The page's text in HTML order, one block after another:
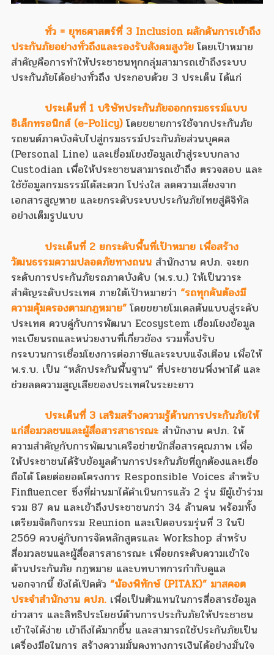
ทั่ว = ยุทธศาสตร์ที่ 3 Inclusion ผลักดันการเข้าถึง
ประกันภัยอย่างทั่วถึงและรองรับสังคมสูงวัยโดยเป้าหมาย
สำคัญคือการทำให้ประชาชนทุกกลุ่มสามารถเข้าถึงระบบ
ประกันภัยได้อย่างทั่วถึง ประกอบด้วย 3 ประเด็น ได้แก่
ประเด็นที่ 1 บริษัทประกันภัยออกกรมธรรม์แบบ
อิเล็กทรอนิกส์ (e-Policy)โดยขยายการใช้จากประกันภัย
รถยนต์ภาคบังคับไปสู่กรมธรรม์ประกันภัยส่วนบุคคล
(Personal Line) และเชื่อมโยงข้อมูลเข้าสู่ระบบกลาง
Custodian เพื่อให้ประชาชนสามารถเข้าถึง ตรวจสอบ และ
ใช้ข้อมูลกรมธรรม์ได้สะดวก โปร่งใส ลดความเสี่ยงจาก
เอกสารสูญหาย และยกระดับระบบประกันภัยไทยสู่ดิจิทัล
อย่างเต็มรูปแบบ
ประเด็นที่ 2 ยกระดับพื้นที่เป้าหมาย เพื่อสร้าง
วัฒนธรรมความปลอดภัยทางถนน สำนักงาน คปภ. จะยก
ระดับการประกันภัยรถภาคบังคับ (พ.ร.บ.) ให้เป็นวาระ
สำคัญระดับประเทศ ภายใต้เป้าหมายว่า “รถทุกคันต้องมี
ความคุ้มครองตามกฎหมาย”โดยขยายโมเดลต้นแบบสู่ระดับ
ประเทศ ควบคู่กับการพัฒนา Ecosystem เชื่อมโยงข้อมูล
ทะเบียนรถและหน่วยงานที่เกี่ยวข้อง รวมทั้งปรับ
กระบวนการเชื่อมโยงการต่อภาษีและระบบแจ้งเตือน เพื่อให้
พ.ร.บ. เป็น “หลักประกันพื้นฐาน” ที่ประชาชนพึ่งพาได้ และ
ช่วยลดความสูญเสียของประเทศในระยะยาว
ประเด็นที่ 3 เสริมสร้างความรู้ด้านการประกันภัยให้
แก่สื่อมวลชนและผู้สื่อสารสาธารณะ สำนักงาน คปภ. ให้
ความสำคัญกับการพัฒนาเครือข่ายนักสื่อสารคุณภาพ เพื่อ
ให้ประชาชนได้รับข้อมูลด้านการประกันภัยที่ถูกต้องและเชื่อ
ถือได้ โดยต่อยอดโครงการ Responsible Voices สำหรับ
Finfluencer ซึ่งที่ผ่านมาได้ดำเนินการแล้ว 2 รุ่น มีผู้เข้าร่วม
รวม 87 คน และเข้าถึงประชาชนกว่า 34 ล้านคน พร้อมทั้ง
เตรียมจัดกิจกรรม Reunion และเปิดอบรมรุ่นที่ 3 ในปี
2569 ควบคู่กับการจัดหลักสูตรและ Workshop สำหรับ
สื่อมวลชนและผู้สื่อสารสาธารณะ เพื่อยกระดับความเข้าใจ
ด้านประกันภัย กฎหมาย และบทบาทการกำกับดูแล
นอกจากนี้ ยังได้เปิดตัว “น้องพิทักษ์ (PITAK)” มาสคอต
ประจำสำนักงาน คปภ. เพื่อเป็นตัวแทนในการสื่อสารข้อมูล
ข่าวสาร และสิทธิประโยชน์ด้านการประกันภัยให้ประชาชน
เข้าใจได้ง่าย เข้าถึงได้มากขึ้น และสามารถใช้ประกันภัยเป็น
เครื่องมือในการ สร้างความมั่นคงทางการเงินได้อย่างมั่นใจ